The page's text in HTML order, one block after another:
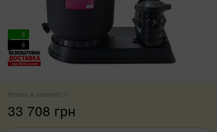
8
8
Немає в наявності
33 708 грн